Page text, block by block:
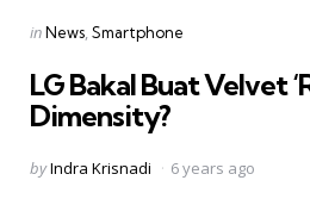
Categories
Posted
inNews Smartphone
LG Bakal Buat Velvet
Dimensity?
Posted
byIndra Krisnadi 6 years ago